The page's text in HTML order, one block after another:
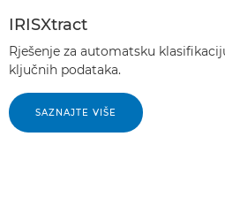
IRISXtract
Rješenje za automatsku
ključnih podataka.
SAZNAJTE VIŠE